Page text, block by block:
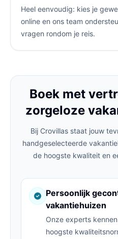
Heel eenvoudig: kies je
online en ons team
vragen rondom je reis.
Boek met
zorgeloze
Bij Crovillas staat jouw
handgeselecteerde
de hoogste kwaliteit en
Persoonlijk
vakantiehuizen
Onze experts
hoogste